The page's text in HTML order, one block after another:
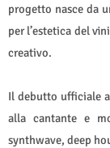
progetto nasce da
per l’estetica del
creativo.
Il debutto ufficiale
alla cantante e
synthwave, deep